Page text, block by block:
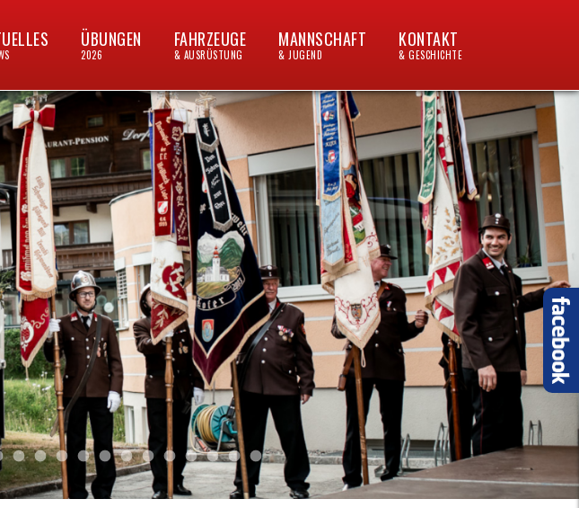
ÜBUNGEN
2026
FAHRZEUGE
& AUSRÜSTUNG
MANNSCHAFT
& JUGEND
KONTAKT
& GESCHICHTE
026
Start 013Aktuell 024
Aktuell 019
Auto 010Start 010
Start 002Auto 002Auto 009Auto 006Start 008Start 005Start 003Start 006